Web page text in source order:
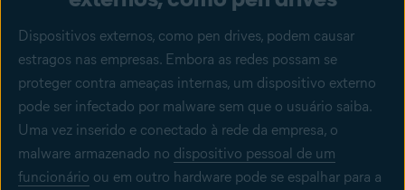
Dispositivos externos, como pen drives, podem causar
estragos nas empresas. Embora as redes possam se
proteger contra ameaças internas, um dispositivo externo
pode ser infectado por malware sem que o usuário saiba.
Uma vez inserido e conectado à rede da empresa, o
malware armazenado no dispositivo pessoal de um
funcionário ou em outro hardware pode se espalhar para a